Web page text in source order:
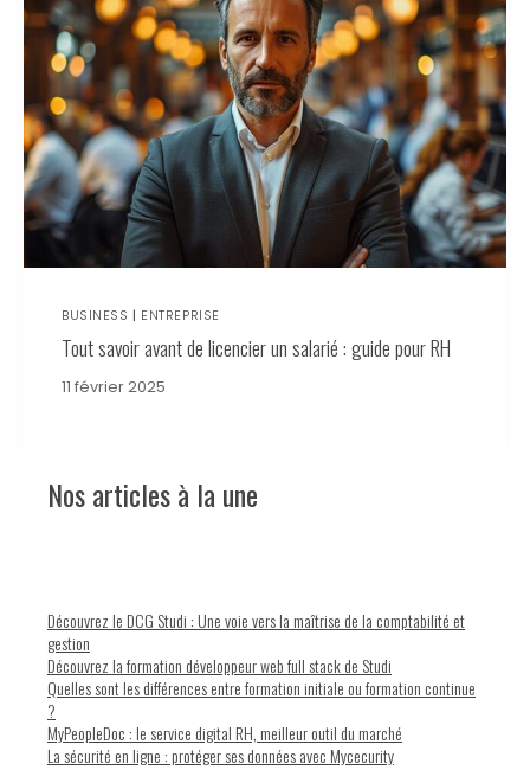
BUSINESS | ENTREPRISE
Tout savoir avant de licencier un salarié : guide pour RH
11 février 2025
Nos articles à la une
Découvrez le DCG Studi : Une voie vers la maîtrise de la comptabilité et
gestion
Découvrez la formation développeur web full stack de Studi
Quelles sont les différences entre formation initiale ou formation continue
?
MyPeopleDoc : le service digital RH, meilleur outil du marché
La sécurité en ligne : protéger ses données avec Mycecurity